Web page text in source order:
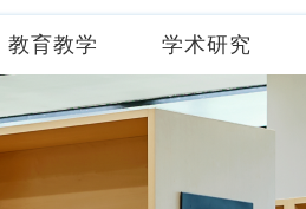
教育教学 学术研究